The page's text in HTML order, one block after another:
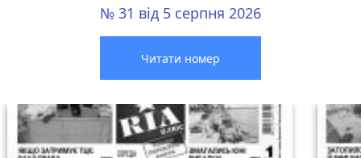
№ 31 від 5 серпня 2026
Читати номер